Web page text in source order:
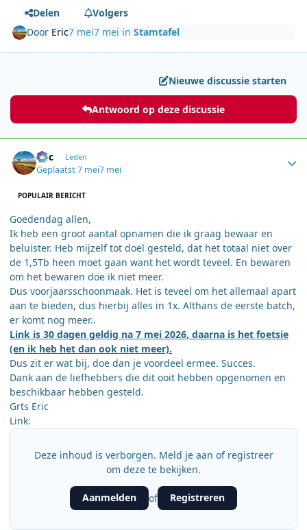
Delen
Volgers
Door Eric7 mei7 mei inStamtafel
Nieuwe discussie starten
Antwoord op deze discussie
Eric Leden
Geplaatst7 mei7 mei
POPULAIR BERICHT
Goedendag allen,
Ik heb een groot aantal opnamen die ik graag bewaar en
beluister. Heb mijzelf tot doel gesteld, dat het totaal niet over
de 1,5Tb heen moet gaan want het wordt teveel. En bewaren
om het bewaren doe ik niet meer.
Dus voorjaarsschoonmaak. Het is teveel om het allemaal apart
aan te bieden, dus hierbij alles in 1x. Althans de eerste batch,
er komt nog meer..
Link is 30 dagen geldig na 7 mei 2026, daarna is het foetsie
(en ik heb het dan ook niet meer).
Dus zit er wat bij, doe dan je voordeel ermee. Succes.
Dank aan de liefhebbers die dit ooit hebben opgenomen en
beschikbaar hebben gesteld.
Grts Eric
Link:
Deze inhoud is verborgen. Meld je aan of registreer
om deze te bekijken.
Aanmelden of Registreren